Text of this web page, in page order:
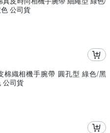
公司貨
棉織相機手腕帶 圓孔型 綠色/黑
公司貨